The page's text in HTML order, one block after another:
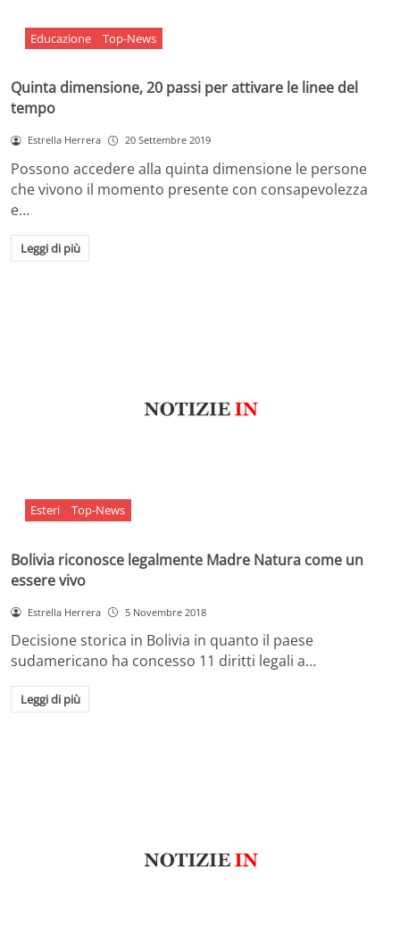
Educazione Top-News
Quinta dimensione, 20 passi per attivare le linee del
tempo
Estrella Herrera 20 Settembre 2019
Possono accedere alla quinta dimensione le persone
che vivono il momento presente con consapevolezza
e…
Leggi di più
Esteri Top-News
Bolivia riconosce legalmente Madre Natura come un
essere vivo
Estrella Herrera 5 Novembre 2018
Decisione storica in Bolivia in quanto il paese
sudamericano ha concesso 11 diritti legali a…
Leggi di più